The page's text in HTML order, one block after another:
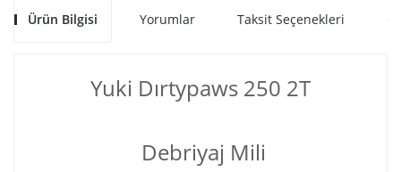
Ürün Bilgisi Yorumlar Taksit Seçenekleri
Yuki Dırtypaws 250 2T
Debriyaj Mili